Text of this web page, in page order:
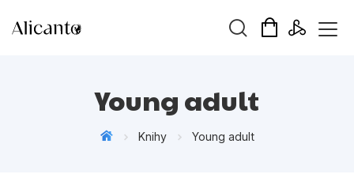
Young adult
Knihy Young adult